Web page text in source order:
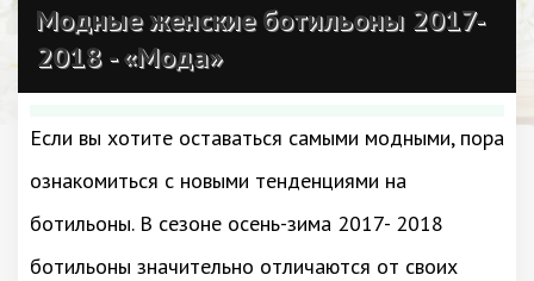
Модные женские ботильоны 2017-
2018 - «Мода»
Если вы хотите оставаться самыми модными, пора
ознакомиться с новыми тенденциями на
ботильоны. В сезоне осень-зима 2017- 2018
ботильоны значительно отличаются от своих